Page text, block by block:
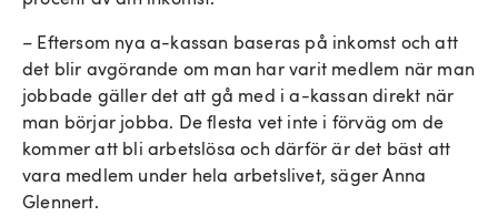
– Eftersom nya a-kassan baseras på inkomst och att
det blir avgörande om man har varit medlem när man
jobbade gäller det att gå med i a-kassan direkt när
man börjar jobba. De flesta vet inte i förväg om de
kommer att bli arbetslösa och därför är det bäst att
vara medlem under hela arbetslivet, säger Anna
Glennert.